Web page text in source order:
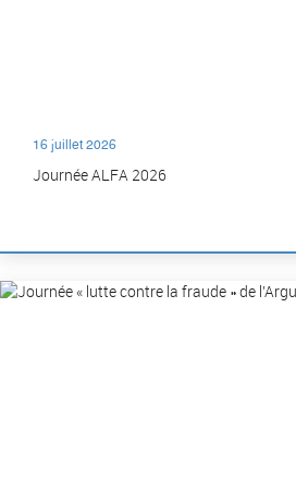
16 juillet 2026
Journée ALFA 2026